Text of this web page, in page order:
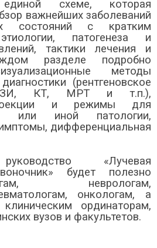
схеме, которая
важнейших заболеваний
состояний с кратким
патогенеза и
тактики лечения и
разделе подробно
методы
(рентгеновское
УЗИ, КТ, МРТ и т.п.),
и режимы для
или иной патологии,
дифференциальная
«Лучевая
будет полезно
неврологам,
онкологам, а
ординаторам,
вузов и факультетов.